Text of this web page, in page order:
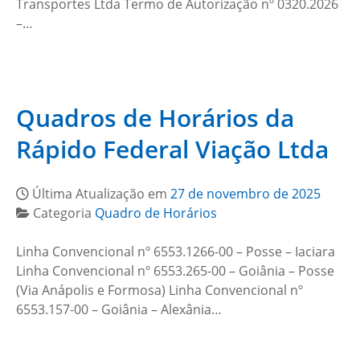
Transportes Ltda Termo de Autorização nº 0320.2026
–…
Quadros de Horários da
Rápido Federal Viação Ltda
Última Atualização em 27 de novembro de 2025
Categoria Quadro de Horários
Linha Convencional nº 6553.1266-00 – Posse – Iaciara
Linha Convencional nº 6553.265-00 – Goiânia – Posse
(Via Anápolis e Formosa) Linha Convencional nº
6553.157-00 – Goiânia – Alexânia…